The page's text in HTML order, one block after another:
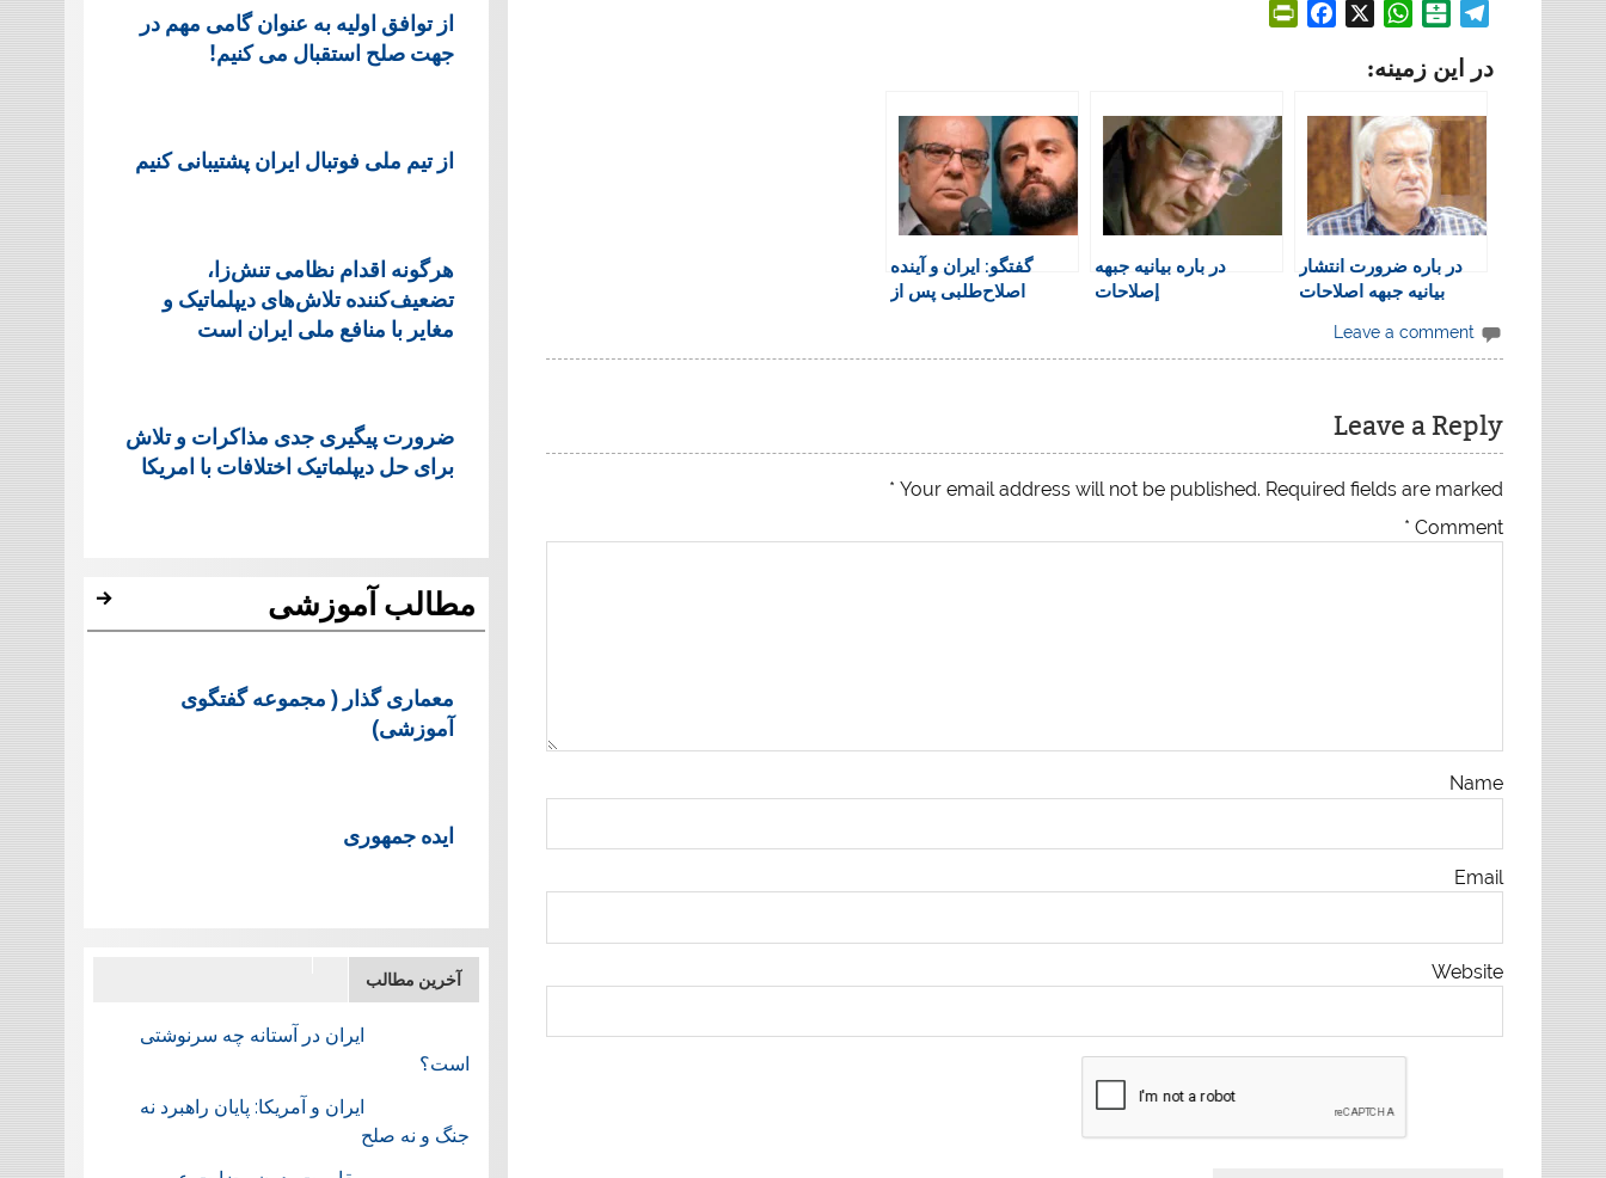
l
g
r
m
l
t
a
r
i
n
W
a
s
A
p
k
t
F
e
y
در این زمینه:
در باره ضرورت انتشار
بیانیه جبهه اصلاحات
در باره بیانیه جبهه
إصلاحات
گفتگو: ایران و آینده
اصلاح‌طلبی پس از
Leave a comment
Leave a Reply
Your email address will not be published. Required fields are marked
*
Comment
*
Name
Email
Website
از توافق اولیه به عنوان گامی مهم در
جهت صلح استقبال می کنیم!
از تیم ملی فوتبال ایران پشتیبانی کنیم
هرگونه اقدام نظامی تنش‌زا،
تضعیف‌کننده تلاش‌های دیپلماتیک و
مغایر با منافع ملی ایران است
ضرورت پیگیری جدی مذاکرات و تلاش
برای حل دیپلماتیک اختلافات با امریکا
مطالب آموزشی
معماری گذار ( مجموعه گفتگوی
آموزشی)
ایده جمهوری
آخرین مطالب
ایران در آستانه چه سرنوشتی
است؟
ایران و آمریکا: پایان راهبرد نه
جنگ و نه صلح